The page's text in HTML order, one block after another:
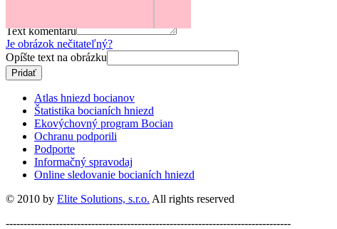
Text komentáru
Je obrázok nečitateľný?
Opíšte text na obrázku
Atlas hniezd bocianov
Štatistika bocianích hniezd
Ekovýchovný program Bocian
Ochranu podporili
Podporte
Informačný spravodaj
Online sledovanie bocianích hniezd
© 2010 by Elite Solutions, s.r.o. All rights reserved
--------------------------------------------------------------------------------